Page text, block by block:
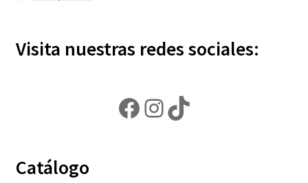
Visita nuestras redes sociales:
Facebook
Instagram
TikTok
Catálogo